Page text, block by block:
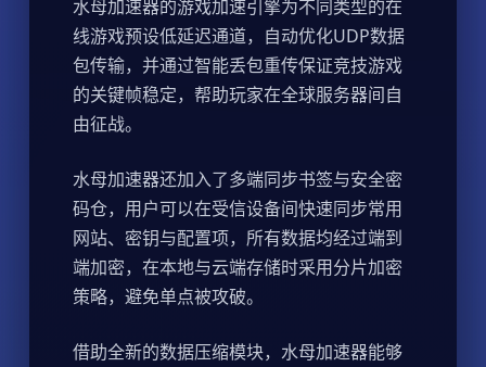
水母加速器的游戏加速引擎为不同类型的在
线游戏预设低延迟通道，自动优化UDP数据
包传输，并通过智能丢包重传保证竞技游戏
的关键帧稳定，帮助玩家在全球服务器间自
由征战。
水母加速器还加入了多端同步书签与安全密
码仓，用户可以在受信设备间快速同步常用
网站、密钥与配置项，所有数据均经过端到
端加密，在本地与云端存储时采用分片加密
策略，避免单点被攻破。
借助全新的数据压缩模块，水母加速器能够